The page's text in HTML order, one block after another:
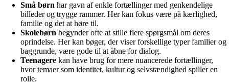
Små børn har gavn af enkle fortællinger med genkendelige
billeder og trygge rammer. Her kan fokus være på kærlighed,
familie og det at høre til.
Skolebørn begynder ofte at stille flere spørgsmål om deres
oprindelse. Her kan bøger, der viser forskellige typer familier og
baggrunde, være gode til at åbne for dialog.
Teenagere kan have brug for mere nuancerede fortællinger,
hvor temaer som identitet, kultur og selvstændighed spiller en
rolle.